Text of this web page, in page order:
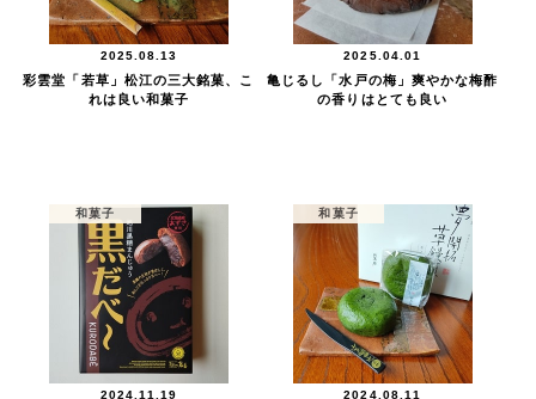
2025.08.13
彩雲堂「若草」松江の三大銘菓、こ
れは良い和菓子
2025.04.01
亀じるし「水戸の梅」爽やかな梅酢
の香りはとても良い
和菓子
2024.11.19
和菓子
2024.08.11